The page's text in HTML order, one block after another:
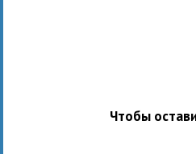
Чтобы